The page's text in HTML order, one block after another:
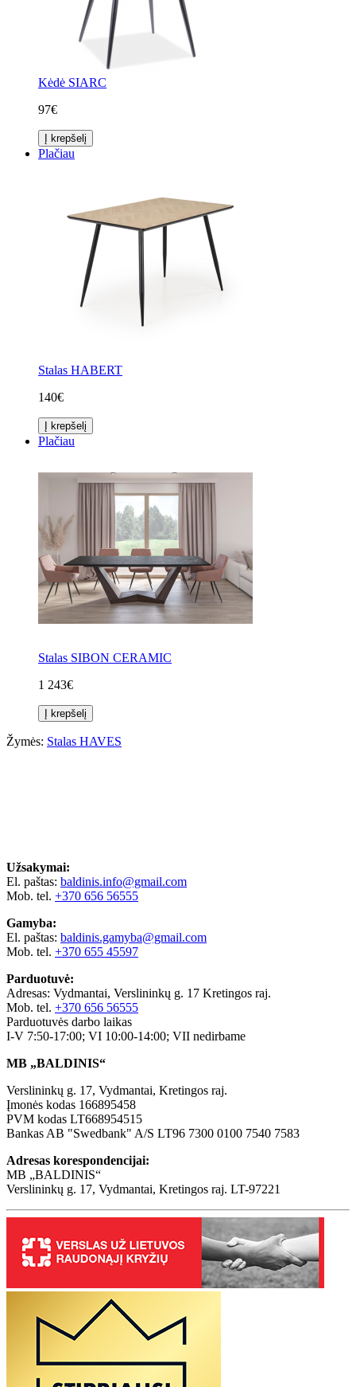
Kėdė SIARC
97€
Į krepšelį
Plačiau
Stalas HABERT
140€
Į krepšelį
Plačiau
Stalas SIBON CERAMIC
1 243€
Į krepšelį
Žymės: Stalas HAVES
Užsakymai:
El. paštas: baldinis.info@gmail.com
Mob. tel. +370 656 56555
Gamyba:
El. paštas: baldinis.gamyba@gmail.com
Mob. tel. +370 655 45597
Parduotuvė:
Adresas: Vydmantai, Verslininkų g. 17 Kretingos raj.
Mob. tel. +370 656 56555
Parduotuvės darbo laikas
I-V 7:50-17:00; VI 10:00-14:00; VII nedirbame
MB „BALDINIS“
Verslininkų g. 17, Vydmantai, Kretingos raj.
Įmonės kodas 166895458
PVM kodas LT668954515
Bankas AB "Swedbank" A/S LT96 7300 0100 7540 7583
Adresas korespondencijai:
MB „BALDINIS“
Verslininkų g. 17, Vydmantai, Kretingos raj. LT-97221